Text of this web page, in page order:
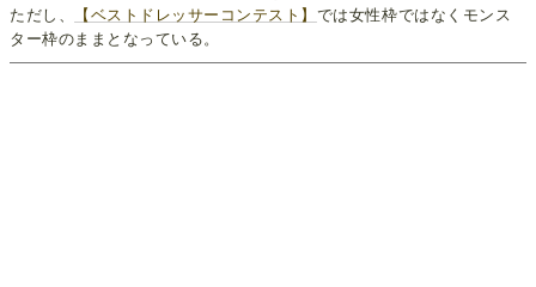
ただし、
【ベストドレッサーコンテスト】 では女性枠ではなくモンス
ター枠のままとなっている。